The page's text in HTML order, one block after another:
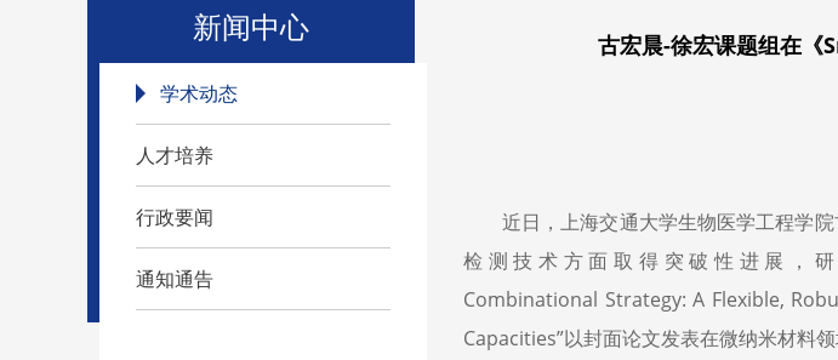
新闻中心
学术动态
人才培养
行政要闻
通知通告
古宏晨-徐宏课题组在《
近日，上海交通大学生物医学工程学
检测技术方面取得突破性进展，研
Combinational Strategy: A Flexible,
Capacities”以封面论文发表在微纳米材料